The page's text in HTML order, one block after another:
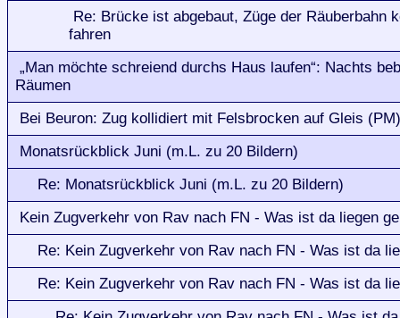
Re: Brücke ist abgebaut, Züge der Räuberbahn
fahren
„Man möchte schreiend durchs Haus laufen“: Nachts
Räumen
Bei Beuron: Zug kollidiert mit Felsbrocken auf Gleis (PM)
Monatsrückblick Juni (m.L. zu 20 Bildern)
Re: Monatsrückblick Juni (m.L. zu 20 Bildern)
Kein Zugverkehr von Rav nach FN - Was ist da liegen
Re: Kein Zugverkehr von Rav nach FN - Was ist da
Re: Kein Zugverkehr von Rav nach FN - Was ist da